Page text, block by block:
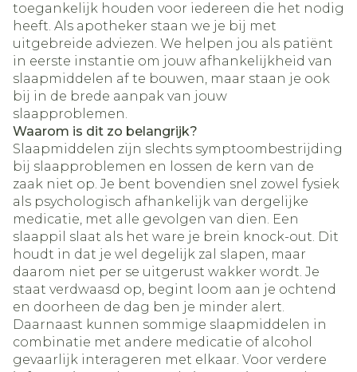
toegankelijk houden voor iedereen die het nodig
heeft. Als apotheker staan we je bij met
uitgebreide adviezen. We helpen jou als patiënt
in eerste instantie om jouw afhankelijkheid van
slaapmiddelen af te bouwen, maar staan je ook
bij in de brede aanpak van jouw
slaapproblemen.
Waarom is dit zo belangrijk?
Slaapmiddelen zijn slechts symptoombestrijding
bij slaapproblemen en lossen de kern van de
zaak niet op. Je bent bovendien snel zowel fysiek
als psychologisch afhankelijk van dergelijke
medicatie, met alle gevolgen van dien. Een
slaappil slaat als het ware je brein knock-out. Dit
houdt in dat je wel degelijk zal slapen, maar
daarom niet per se uitgerust wakker wordt. Je
staat verdwaasd op, begint loom aan je ochtend
en doorheen de dag ben je minder alert.
Daarnaast kunnen sommige slaapmiddelen in
combinatie met andere medicatie of alcohol
gevaarlijk interageren met elkaar. Voor verdere